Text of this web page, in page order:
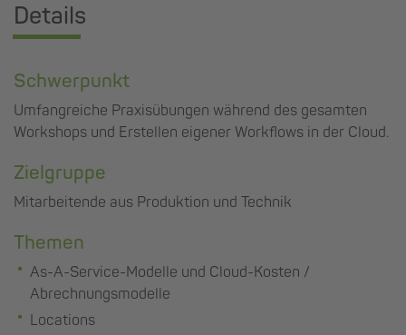
Details
Schwerpunkt
Umfangreiche Praxisübungen während des gesamten
Workshops und Erstellen eigener Workflows in der Cloud.
Zielgruppe
Mitarbeitende aus Produktion und Technik
Themen
As-A-Service-Modelle und Cloud-Kosten /
Abrechnungsmodelle
Locations